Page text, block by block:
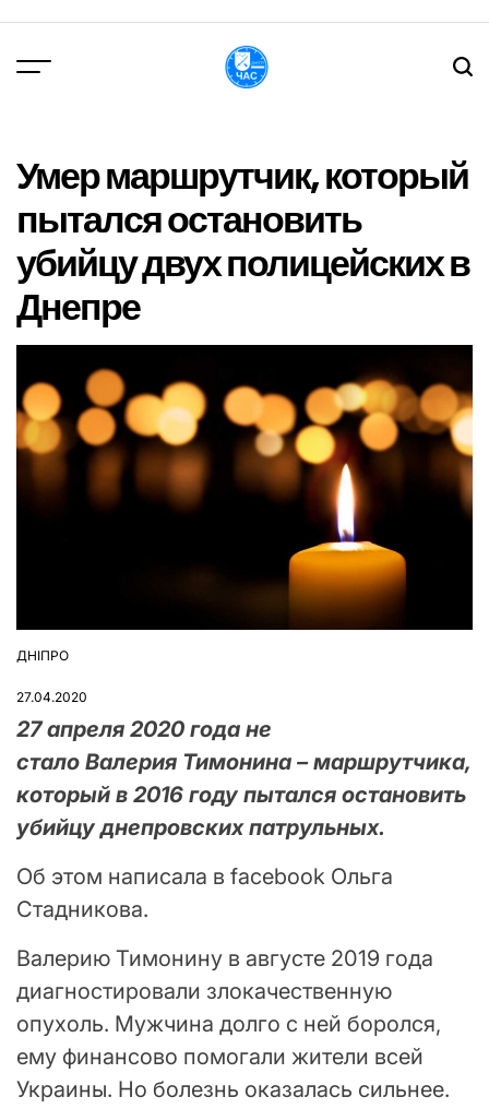
вмісту
Умер маршрутчик, который
пытался остановить
убийцу двух полицейских в
Днепре
ОПУБЛІКУВАТИ
ДНІПРО
27.04.2020
27 апреля 2020 года не
стало Валерия Тимонина – маршрутчика,
который в 2016 году пытался остановить
убийцу днепровских патрульных.
Об этом написала в facebook Ольга
Стадникова.
Валерию Тимонину в августе 2019 года
диагностировали злокачественную
опухоль. Мужчина долго с ней боролся,
ему финансово помогали жители всей
Украины. Но болезнь оказалась сильнее.